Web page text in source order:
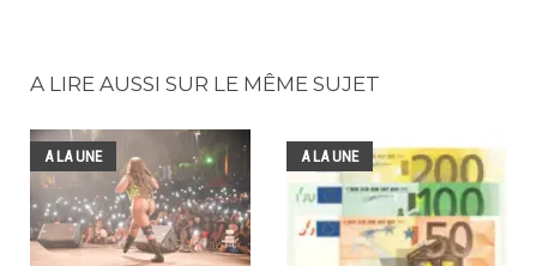
A LIRE AUSSI SUR LE MÊME SUJET
A LA UNE A LA UNE